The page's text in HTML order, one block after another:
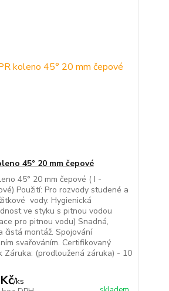
45° 20 mm čepové
45° 20 mm čepové ( I -
Použití: Pro rozvody studené a
vody. Hygienická
ve styku s pitnou vodou
pro pitnou vodu) Snadná,
čistá montáž. Spojování
svařováním. Certifikovaný
Záruka: (prodloužená záruka) - 10
/ks